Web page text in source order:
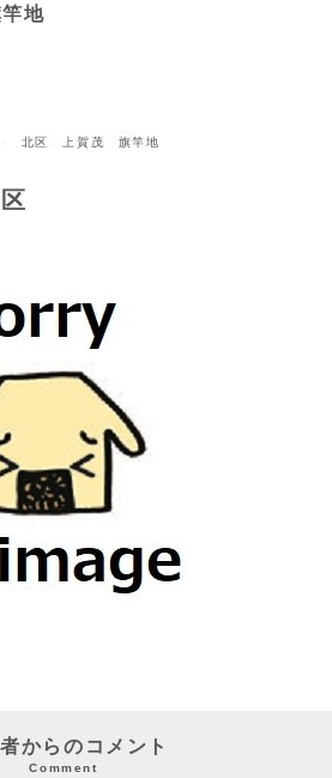
地
北区 上賀茂 旗竿地
からのコメント
Comment